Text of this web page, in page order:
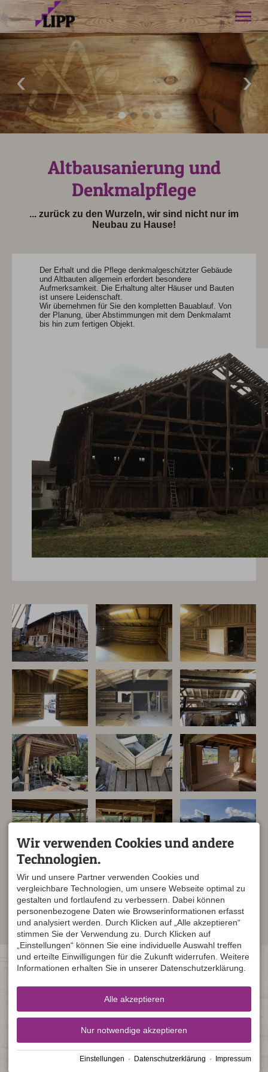
Willkommen
Projekte
Leistungen
Über uns
Kontakt
Anfahrt
Altbausanierung und
Denkmalpflege
... zurück zu den Wurzeln, wir sind nicht nur im
Neubau zu Hause!
Der Erhalt und die Pflege denkmalgeschützter Gebäude
und Altbauten allgemein erfordert besondere
Aufmerksamkeit. Die Erhaltung alter Häuser und Bauten
ist unsere Leidenschaft.
Wir übernehmen für Sie den kompletten Bauablauf. Von
der Planung, über Abstimmungen mit dem Denkmalamt
bis hin zum fertigen Objekt.
KONTAKT
Zimmerei Lipp GmbH & Co. KG
87561 Oberstdorf
Fax +49 8322 8726
ÖFFNUNGSZEITEN
Mo - Do 07:00 - 12:00 und
Freitag 07:00 - 12:00
Sa, So geschlossen
Wir verwenden Cookies und andere
Technologien.
Wir und unsere Partner verwenden Cookies und
vergleichbare Technologien, um unsere Webseite optimal zu
gestalten und fortlaufend zu verbessern. Dabei können
personenbezogene Daten wie Browserinformationen erfasst
und analysiert werden. Durch Klicken auf „Alle akzeptieren“
stimmen Sie der Verwendung zu. Durch Klicken auf
„Einstellungen“ können Sie eine individuelle Auswahl treffen
und erteilte Einwilligungen für die Zukunft widerrufen. Weitere
Informationen erhalten Sie in unserer Datenschutzerklärung.
Alle akzeptieren
Nur notwendige akzeptieren
Einstellungen · Datenschutzerklärung · Impressum